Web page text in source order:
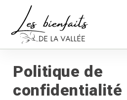
Politique de
confidentialité